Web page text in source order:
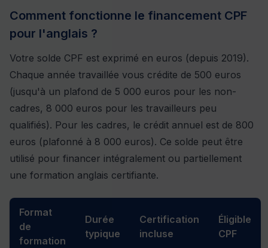
Comment fonctionne le financement CPF
pour l'anglais ?
Votre solde CPF est exprimé en euros (depuis 2019).
Chaque année travaillée vous crédite de 500 euros
(jusqu'à un plafond de 5 000 euros pour les non-
cadres, 8 000 euros pour les travailleurs peu
qualifiés). Pour les cadres, le crédit annuel est de 800
euros (plafonné à 8 000 euros). Ce solde peut être
utilisé pour financer intégralement ou partiellement
une formation anglais certifiante.
Format
de
formation
Durée
typique
Certification
incluse
Éligible
CPF